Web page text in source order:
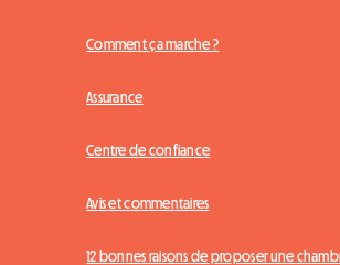
Comment ça marche ?
Assurance
Centre de confiance
Avis et commentaires
12 bonnes raisons de proposer une